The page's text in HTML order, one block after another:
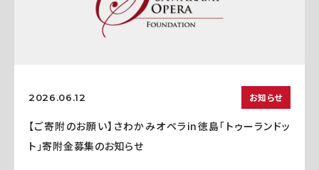
2026.06.12 お知らせ
【ご寄附のお願い】さわかみオペラin徳島「トゥーランドッ
ト」寄附金募集のお知らせ